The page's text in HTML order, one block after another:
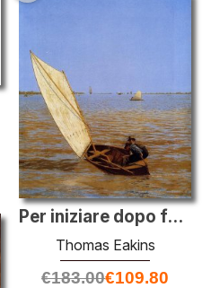
Per iniziare dopo ferroviaria
Thomas Eakins
€183.00€109.80